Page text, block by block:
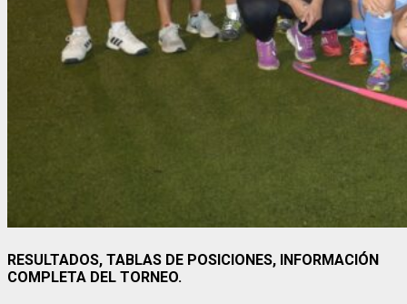
RESULTADOS, TABLAS DE POSICIONES, INFORMACIÓN
COMPLETA DEL TORNEO.